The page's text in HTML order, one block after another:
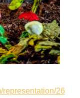
representation/